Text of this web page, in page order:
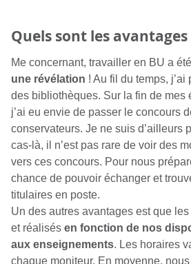
Quels sont les avantages
Me concernant, travailler en BU a
une révélation ! Au fil du temps, j’ai
des bibliothèques. Sur la fin de mes
j’ai eu envie de passer le concours
conservateurs. Je ne suis d’ailleurs
cas-là, il n’est pas rare de voir des
vers ces concours. Pour nous
chance de pouvoir échanger et
titulaires en poste.
Un des autres avantages est que
et réalisés en fonction de nos
aux enseignements. Les horaires
chaque moniteur. En moyenne,